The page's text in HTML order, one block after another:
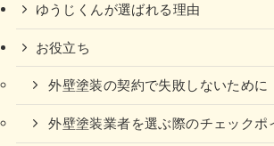
ゆうじくんが選ばれる理由
お役立ち
外壁塗装の契約で失敗しないために
外壁塗装業者を選ぶ際のチェックポ